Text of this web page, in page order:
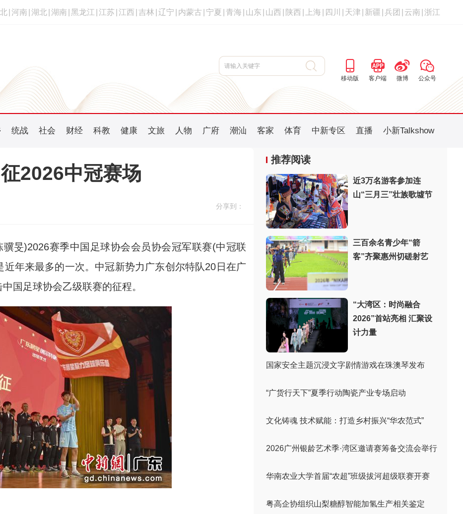
河南 湖北 湖南 黑龙江 江苏 江西 吉林 辽宁 内蒙古 宁夏 青海 山东 山西 陕西 上海 四川 天津 新疆 兵团 云南 浙江
移动版 客户端 微博 公众号
统战 社会 财经 科教 健康 文旅 人物 广府 潮汕 客家 体育 中新专区 直播 小新Talkshow
2026中冠赛场
分享到：
)2026赛季中国足球协会会员协会冠军联赛(中冠联
年来最多的一次。中冠新势力广东创尔特队20日在广
国足球协会乙级联赛的征程。
推荐阅读
近3万名游客参加连
山“三月三”壮族歌墟节
三百余名青少年“箭
客”齐聚惠州切磋射艺
“大湾区：时尚融合
2026”首站亮相 汇聚设
计力量
国家安全主题沉浸文字剧情游戏在珠澳琴发布
“广货行天下”夏季行动陶瓷产业专场启动
文化铸魂 技术赋能：打造乡村振兴“华农范式”
2026广州银龄艺术季·湾区邀请赛筹备交流会举行
华南农业大学首届“农超”班级拔河超级联赛开赛
粤高企协组织山梨糖醇智能加氢生产相关鉴定